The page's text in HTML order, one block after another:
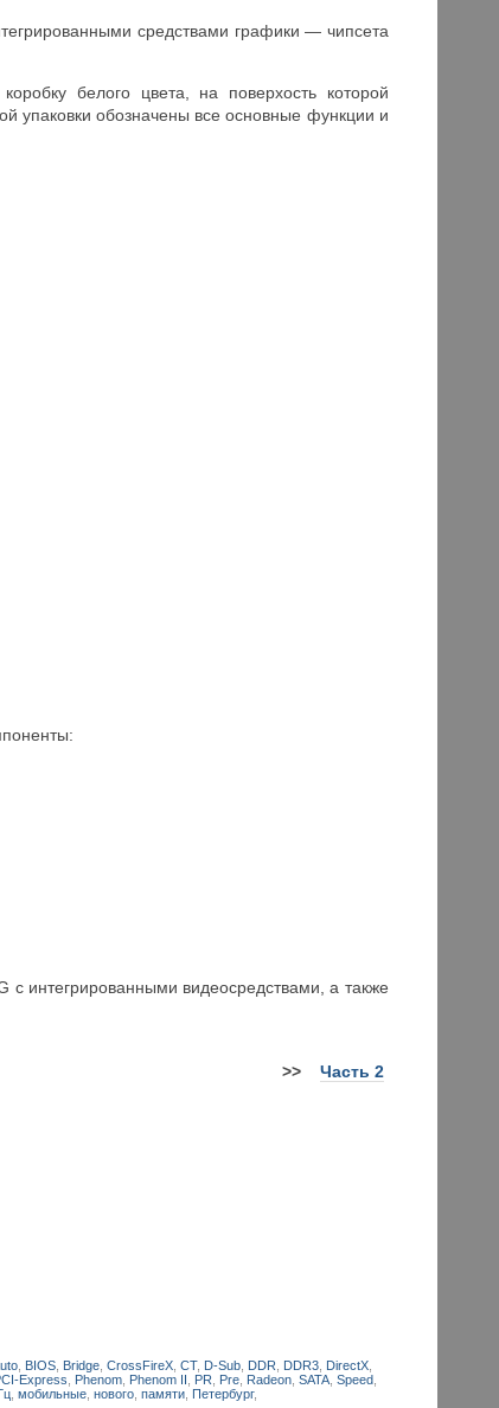
средствами графики — чипсета
белого цвета, на поверхость которой
упаковки обозначены все основные функции и
интегрированными видеосредствами, а также
>> Часть 2
BIOS Bridge ,CrossFireX ,CT, D-Sub DDR DDR3 DirectX
Express Phenom Phenom II PR Pre Radeon ,SATA ,Speed
,мобильные ,нового ,памяти ,Петербург,